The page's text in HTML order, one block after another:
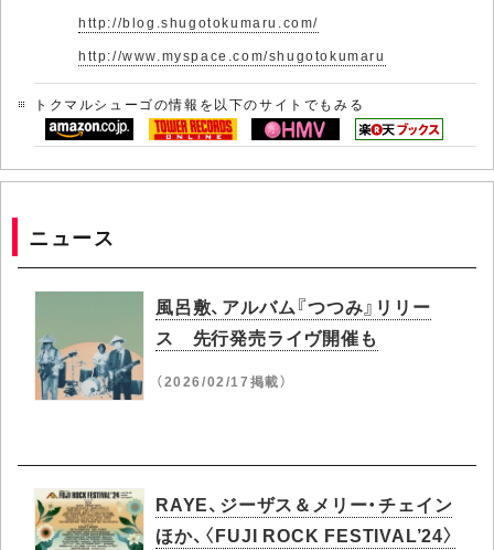
http://blog.shugotokumaru.com/
http://www.myspace.com/shugotokumaru
トクマルシューゴの情報を以下のサイトでもみる
ニュース
風呂敷、アルバム『つつみ』リリー
ス 先行発売ライヴ開催も
（2026/02/17掲載）
RAYE、ジーザス＆メリー・チェイン
ほか、〈FUJI ROCK FESTIVAL’24〉